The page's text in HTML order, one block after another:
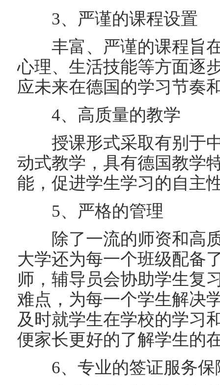
3、严谨的课程设置
丰富、严谨的课程旨在
心理、生活技能等方面逐
应未来在德国的学习节奏
4、高质量的教学
授课形式采取有别于中
动式教学，具有德国教学
能，促进学生学习的自主
5、严格的管理
除了一流的师资和高质
大学还为每一个班级配备
师，辅导员会协助学生复
难点，为每一个学生解决
及时就学生在学校的学习
便家长更好的了解学生的
6、专业的签证服务保